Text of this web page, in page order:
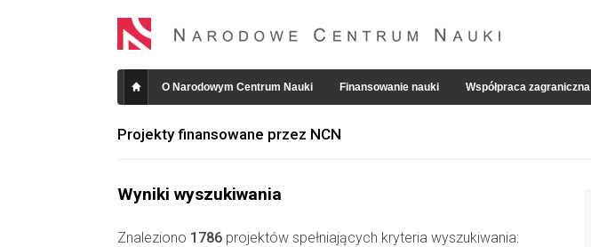
O Narodowym Centrum Nauki Finansowanie nauki Współpraca zagraniczna
Projekty finansowane przez NCN
Wyniki wyszukiwania
Znaleziono 1786 projektów spełniających kryteria wyszukiwania: